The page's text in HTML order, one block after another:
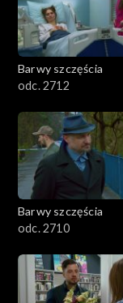
Barwy szczęścia
odc. 2712
Barwy szczęścia
odc. 2710